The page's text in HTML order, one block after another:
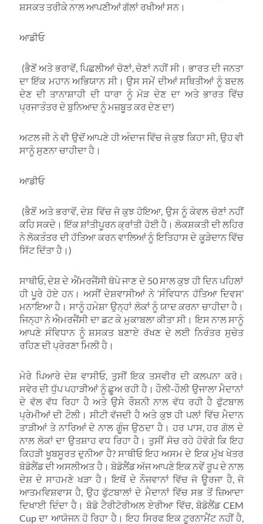
ਸ਼ਸਕਤ ਤਰੀਕੇ ਨਾਲ ਆਪਣੀਆਂ ਗੱਲਾਂ ਰਖੀਆਂ ਸਨ।
ਆਡੀਓ
(ਭੈਣੋਂ ਅਤੇ ਭਰਾਵੋਂ, ਪਿਛਲੀਆਂ ਚੋਣਾਂ, ਚੋਣਾਂ ਨਹੀਂ ਸੀ। ਭਾਰਤ ਦੀ ਜਨਤਾ
ਦਾ ਇੱਕ ਮਹਾਨ ਅਭਿਯਾਨ ਸੀ। ਉਸ ਸਮੇਂ ਦੀਆਂ ਸਥਿਤੀਆਂ ਨੂੰ ਬਦਲ
ਦੇਣ ਦੀ ਤਾਨਾਸ਼ਾਹੀ ਦੀ ਧਾਰਾ ਨੂੰ ਮੋੜ ਦੇਣ ਦਾ ਅਤੇ ਭਾਰਤ ਵਿੱਚ
ਪ੍ਰਜਾਤੰਤਰ ਦੇ ਬੁਨਿਆਦ ਨੂੰ ਮਜ਼ਬੂਤ ਕਰ ਦੇਣ ਦਾ)
ਅਟਲ ਜੀ ਨੇ ਵੀ ਉਦੋਂ ਆਪਣੇ ਹੀ ਅੰਦਾਜ ਵਿੱਚ ਜੋ ਕੁਝ ਕਿਹਾ ਸੀ, ਉਹ ਵੀ
ਸਾਨੂੰ ਸੁਣਨਾ ਚਾਹੀਦਾ ਹੈ।
ਆਡੀਓ
(ਭੈਣੋਂ ਅਤੇ ਭਰਾਵੋਂ, ਦੇਸ਼ ਵਿੱਚ ਜੋ ਕੁਝ ਹੋਇਆ, ਉਸ ਨੂੰ ਕੇਵਲ ਚੋਣਾਂ ਨਹੀਂ
ਕਹਿ ਸਕਦੇ। ਇੱਕ ਸ਼ਾਂਤੀਪੂਰਨ ਕ੍ਰਾਂਤੀ ਹੋਈ ਹੈ। ਲੋਕਸ਼ਕਤੀ ਦੀ ਲਹਿਰ
ਨੇ ਲੋਕਤੰਤਰ ਦੀ ਹੱਤਿਆ ਕਰਨ ਵਾਲਿਆਂ ਨੂੰ ਇਤਿਹਾਸ ਦੇ ਕੂੜੇਦਾਨ ਵਿੱਚ
ਸਿੱਟ ਦਿੱਤਾ ਹੈ।)
ਸਾਥੀਓ, ਦੇਸ਼ ਦੇ ਐਂਮਰਜੈਂਸੀ ਥੋਪੇ ਜਾਣ ਦੇ 50 ਸਾਲ ਕੁਝ ਹੀ ਦਿਨ ਪਹਿਲਾਂ
ਹੀ ਪੂਰੇ ਹੋਏ ਹਨ। ਅਸੀਂ ਦੇਸ਼ਵਾਸੀਆਂ ਨੇ ‘ਸੰਵਿਧਾਨ ਹੱਤਿਆ ਦਿਵਸ’
ਮਨਾਇਆ ਹੈ। ਸਾਨੂੰ ਹਮੇਸ਼ਾ ਉਨ੍ਹਾਂ ਲੋਕਾਂ ਨੂੰ ਯਾਦ ਕਰਨਾ ਚਾਹੀਦਾ ਹੈ।
ਜਿਨ੍ਹਾ ਨੇ ਐਮਰਜੈਂਸੀ ਦਾ ਡਟ ਕੇ ਮੁਕਾਬਲਾ ਕੀਤਾ ਸੀ। ਇਸ ਨਾਲ ਸਾਨੂੰ
ਆਪਣੇ ਸੰਵਿਧਾਨ ਨੂੰ ਸ਼ਸਕਤ ਬਣਾਏ ਰੱਖਣ ਦੇ ਲਈ ਨਿਰੰਤਰ ਸੁਚੇਤ
ਰਹਿਣ ਦੀ ਪ੍ਰੇਰਣਾ ਮਿਲੀ ਹੈ।
ਮੇਰੇ ਪਿਆਰੇ ਦੇਸ਼ ਵਾਸੀਓ, ਤੁਸੀਂ ਇਕ ਤਸਵੀਰ ਦੀ ਕਲਪਨਾ ਕਰੋ।
ਸਵੇਰ ਦੀ ਧੁੱਪ ਪਹਾੜੀਆਂ ਨੂੰ ਛੂਅ ਰਹੀ ਹੈ। ਹੌਲੀ-ਹੌਲੀ ਉਜਾਲਾ ਮੈਦਾਨਾਂ
ਦੇ ਵੱਲ ਵੱਧ ਰਿਹਾ ਹੈ ਅਤੇ ਉਸੇ ਰੌਸ਼ਨੀ ਨਾਲ ਵੱਧ ਰਹੀ ਹੈ ਫੁੱਟਬਾਲ
ਪ੍ਰੇਮੀਆਂ ਦੀ ਟੌਲੀ। ਸੀਟੀ ਵੱਜਦੀ ਹੈ ਅਤੇ ਕੁਝ ਹੀ ਪਲਾਂ ਵਿੱਚ ਮੈਦਾਨ
ਤਾੜੀਆਂ ਤੇ ਨਾਰਿਆਂ ਦੇ ਨਾਲ ਗੂੰਜ ਉਠਦਾ ਹੈ। ਹਰ ਪਾਸ, ਹਰ ਗੋਲ ਦੇ
ਨਾਲ ਲੋਕਾਂ ਦਾ ਉਤਸ਼ਾਹ ਵਧ ਰਿਹਾ ਹੈ। ਤੁਸੀਂ ਸੋਚ ਰਹੇ ਹੋਵੋਗੇ ਕਿ ਇਹ
ਕਿਹੜੀ ਖੂਬਸੂਰਤ ਦੁਨੀਆ ਹੈ? ਸਾਥੀਓ ਇਹ ਅਸਮ ਦੇ ਇਕ ਮੁੱਖ ਖੇਤਰ
ਬੋਡੋਲੈਂਡ ਦੀ ਅਸਲੀਅਤ ਹੈ। ਬੋਡੋਲੈਂਡ ਅੱਜ ਆਪਣੇ ਇਕ ਨਵੇਂ ਰੂਪ ਦੇ ਨਾਲ
ਦੇਸ਼ ਦੇ ਸਾਹਮਣੇ ਖੜਾ ਹੈ। ਇਥੋਂ ਦੇ ਨੌਜਵਾਨਾਂ ਵਿੱਚ ਜੋ ਊਰਜਾ ਹੈ, ਜੋ
ਆਤਮਵਿਸ਼ਵਾਸ ਹੈ, ਉਹ ਫੁੱਟਬਾਲਾਂ ਦੇ ਮੈਦਾਨਾਂ ਵਿੱਚ ਸਭ ਤੋਂ ਜ਼ਿਆਦਾ
ਦਿਖਾਈ ਦਿੰਦਾ ਹੈ। ਬੋਡੋ ਟੈਰੀਟੋਰੀਅਲ ਏਰੀਆ ਵਿੱਚ, ਬੋਡੋਲੈਂਡ CEM
Cup ਦਾ ਆਯੋਜਨ ਹੋ ਰਿਹਾ ਹੈ। ਇਹ ਸਿਰਫ ਇਕ ਟੂਰਨਾਮੈਂਟ ਨਹੀਂ ਹੈ,